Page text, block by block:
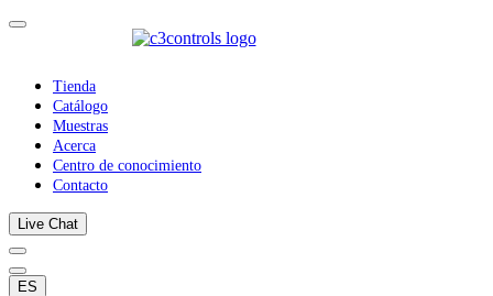
Tienda
Catálogo
Muestras
Acerca
Centro de conocimiento
Contacto
Live Chat
ES